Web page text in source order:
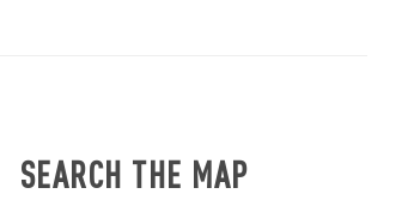
SEARCH THE MAP